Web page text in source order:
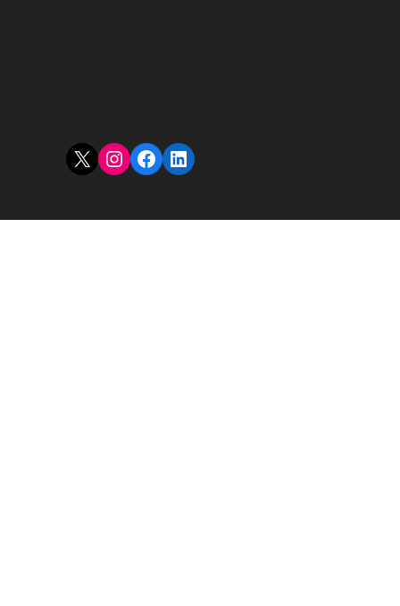
X Instagram
Facebook
LinkedIn